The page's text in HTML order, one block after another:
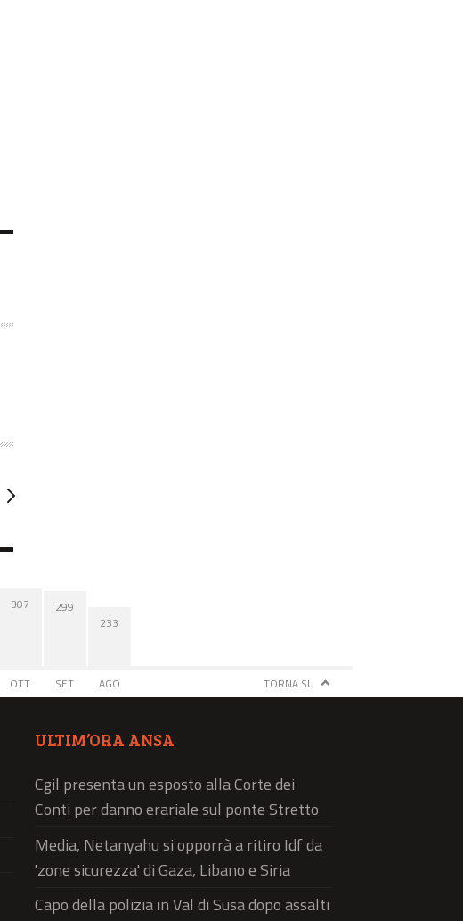
307
OTT
299
SET
233
AGO TORNA SU
ULTIM’ORA ANSA
Cgil presenta un esposto alla Corte dei
Conti per danno erariale sul ponte Stretto
Media, Netanyahu si opporrà a ritiro Idf da
'zone sicurezza' di Gaza, Libano e Siria
Capo della polizia in Val di Susa dopo assalti